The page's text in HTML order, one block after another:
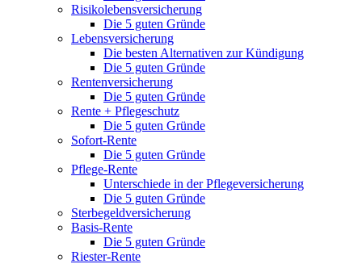
Risikolebensversicherung
Die 5 guten Gründe
Lebensversicherung
Die besten Alternativen zur Kündigung
Die 5 guten Gründe
Rentenversicherung
Die 5 guten Gründe
Rente + Pflegeschutz
Die 5 guten Gründe
Sofort-Rente
Die 5 guten Gründe
Pflege-Rente
Unterschiede in der Pflegeversicherung
Die 5 guten Gründe
Sterbegeldversicherung
Basis-Rente
Die 5 guten Gründe
Riester-Rente